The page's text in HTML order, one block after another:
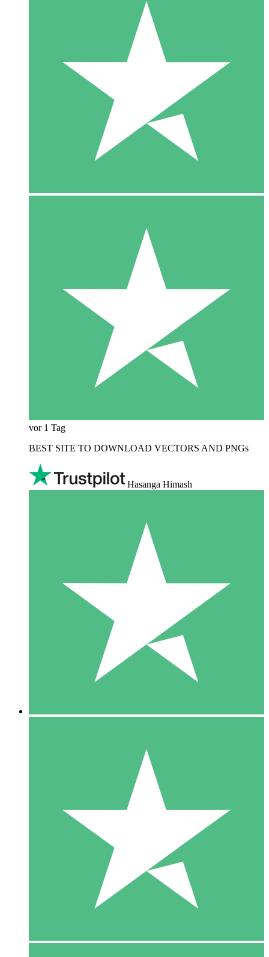
vor 1 Tag
BEST SITE TO DOWNLOAD VECTORS AND PNGs
Hasanga Himash